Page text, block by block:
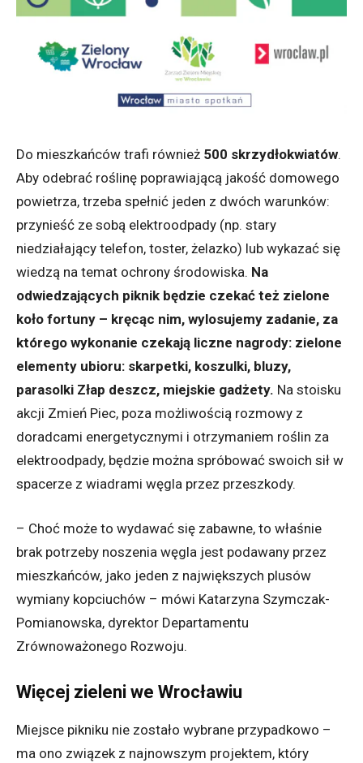
Do mieszkańców trafi również 500 skrzydłokwiatów.
Aby odebrać roślinę poprawiającą jakość domowego
powietrza, trzeba spełnić jeden z dwóch warunków:
przynieść ze sobą elektroodpady (np. stary
niedziałający telefon, toster, żelazko) lub wykazać się
wiedzą na temat ochrony środowiska. Na
odwiedzających piknik będzie czekać też zielone
koło fortuny – kręcąc nim, wylosujemy zadanie, za
którego wykonanie czekają liczne nagrody: zielone
elementy ubioru: skarpetki, koszulki, bluzy,
parasolki Złap deszcz, miejskie gadżety. Na stoisku
akcji Zmień Piec, poza możliwością rozmowy z
doradcami energetycznymi i otrzymaniem roślin za
elektroodpady, będzie można spróbować swoich sił w
spacerze z wiadrami węgla przez przeszkody.
– Choć może to wydawać się zabawne, to właśnie
brak potrzeby noszenia węgla jest podawany przez
mieszkańców, jako jeden z największych plusów
wymiany kopciuchów – mówi Katarzyna Szymczak-
Pomianowska, dyrektor Departamentu
Zrównoważonego Rozwoju.
Więcej zieleni we Wrocławiu
Miejsce pikniku nie zostało wybrane przypadkowo –
ma ono związek z najnowszym projektem, który